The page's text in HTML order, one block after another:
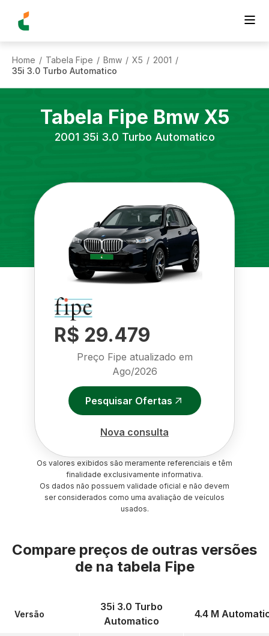
Home / Tabela Fipe / Bmw / X5 / 2001 /
35i 3.0 Turbo Automatico
Tabela Fipe Bmw X5
2001 35i 3.0 Turbo Automatico
R$ 29.479
Preço Fipe atualizado em
Ago/2026
Pesquisar Ofertas
Nova consulta
Os valores exibidos são meramente referenciais e têm
finalidade exclusivamente informativa.
Os dados não possuem validade oficial e não devem
ser considerados como uma avaliação de veículos
usados.
Compare preços de outras versões
de na tabela Fipe
Versão
35i 3.0 Turbo
Automatico
4.4 M